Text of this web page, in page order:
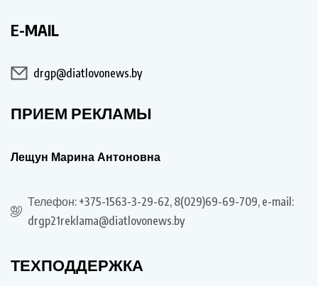
E-MAIL
drgp@diatlovonews.by
ПРИЕМ РЕКЛАМЫ
Лещун Марина Антоновна
Телефон: +375-1563-3-29-62, 8(029)69-69-709, e-mail:
drgp21reklama@diatlovonews.by
ТЕХПОДДЕРЖКА